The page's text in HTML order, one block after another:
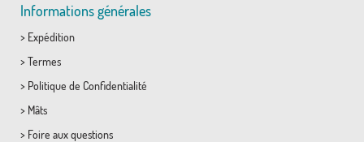
Informations générales
> Expédition
> Termes
> Politique de Confidentialité
> Mâts
> Foire aux questions